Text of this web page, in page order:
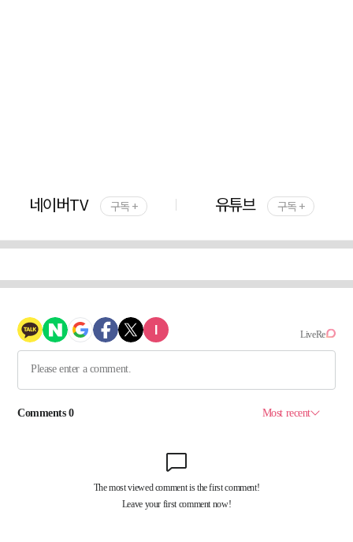
네이버TV 구독 + 유튜브 구독 +